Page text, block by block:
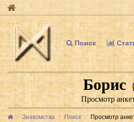
Поиск
Борис
Просмотр
Знакомства Поиск Просмотр